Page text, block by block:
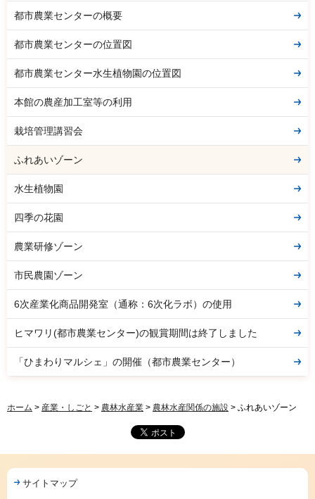
都市農業センターの概要
都市農業センターの位置図
都市農業センター水生植物園の位置図
本館の農産加工室等の利用
栽培管理講習会
ふれあいゾーン
水生植物園
四季の花園
農業研修ゾーン
市民農園ゾーン
6次産業化商品開発室（通称：6次化ラボ）の使用
ヒマワリ(都市農業センター)の観賞期間は終了しました
「ひまわりマルシェ」の開催（都市農業センター）
ホーム > 産業・しごと > 農林水産業 > 農林水産関係の施設 > ふれあいゾーン
サイトマップ